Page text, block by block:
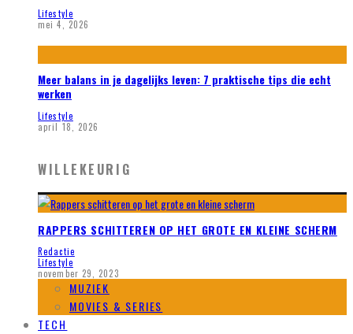
Lifestyle
mei 4, 2026
Meer balans in je dagelijks leven: 7 praktische tips die echt
werken
Lifestyle
april 18, 2026
WILLEKEURIG
RAPPERS SCHITTEREN OP HET GROTE EN KLEINE SCHERM
Redactie
Lifestyle
november 29, 2023
MUZIEK
MOVIES & SERIES
TECH